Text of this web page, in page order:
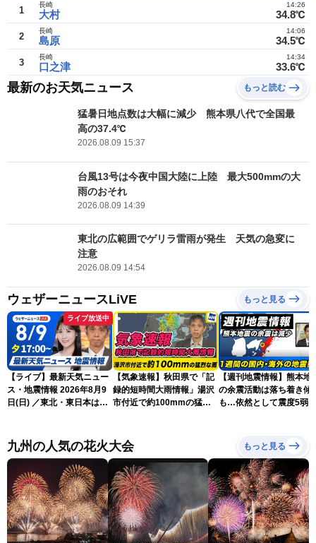
1 大村
長崎
34.8℃
14:26
2 島原
長崎
34.5℃
14:06
3 口之津
長崎
33.6℃
14:34
最新のお天気ニュース もっと読む
猛暑日地点数は大幅に減少 熊本県八代で全国最
高の37.4℃
2026.08.09 15:37
台風13号は今夜中国大陸に上陸 最大500mmの大
雨のおそれ
2026.08.09 14:39
東北の広範囲でゲリラ雷雨が発生 天気の急変に
注意
2026.08.09 14:54
ウェザーニュースLiVE もっと見る
ライブ放送中
【ライブ】最新天気ニュー
ス・地震情報 2026年8月9
日(日) ／東北・東日本は急
北美月／芳野達郎〉
【気象速報】秋田県で「記
録的短時間大雨情報」湯沢
市付近で約100mmの猛烈
【週刊地震情報】熊本地
の余震活動は落ち着き傾
も…依然として震度5弱警
九州の人気の花火大会 もっと見る